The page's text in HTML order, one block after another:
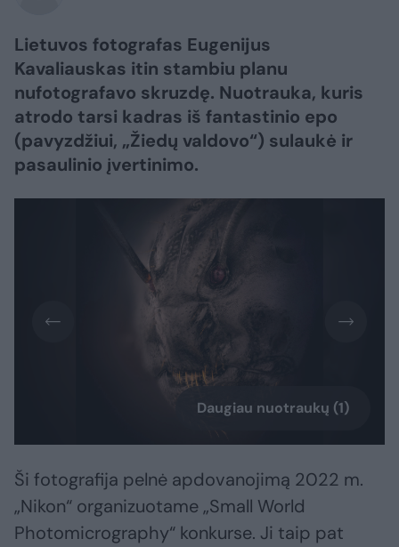
Lietuvos fotografas Eugenijus
Kavaliauskas itin stambiu planu
nufotografavo skruzdę. Nuotrauka, kuris
atrodo tarsi kadras iš fantastinio epo
(pavyzdžiui, „Žiedų valdovo“) sulaukė ir
pasaulinio įvertinimo.
Daugiau nuotraukų (1)
Ši fotografija pelnė apdovanojimą 2022 m.
„Nikon“ organizuotame „Small World
Photomicrography“ konkurse. Ji taip pat